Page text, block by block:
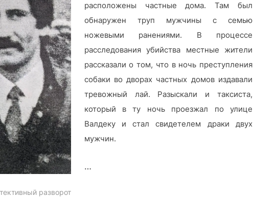
расположены частные дома. Там был
обнаружен труп мужчины с семью
ножевыми ранениями. В процессе
расследования убийства местные жители
рассказали о том, что в ночь преступления
собаки во дворах частных домов издавали
тревожный лай. Разыскали и таксиста,
который в ту ночь проезжал по улице
Валдеку и стал свидетелем драки двух
мужчин.
…
разворот